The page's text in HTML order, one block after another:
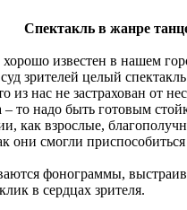
Cпектакль в жанре
известен в нашем
зрителей целый
из нас не застрахован от
надо быть готовым
как взрослые,
они смогли
фонограммы,
в сердцах зрителя.